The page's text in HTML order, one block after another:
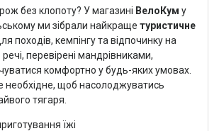
без клопоту? У магазині ВелоКум у
ми зібрали найкраще туристичне
походів, кемпінгу та відпочинку на
речі, перевірені мандрівниками,
комфортно у будь-яких умовах.
необхідне, щоб насолоджуватись
тягаря.
їжі